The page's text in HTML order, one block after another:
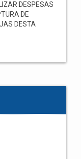
DESPESAS
DE
DESTA